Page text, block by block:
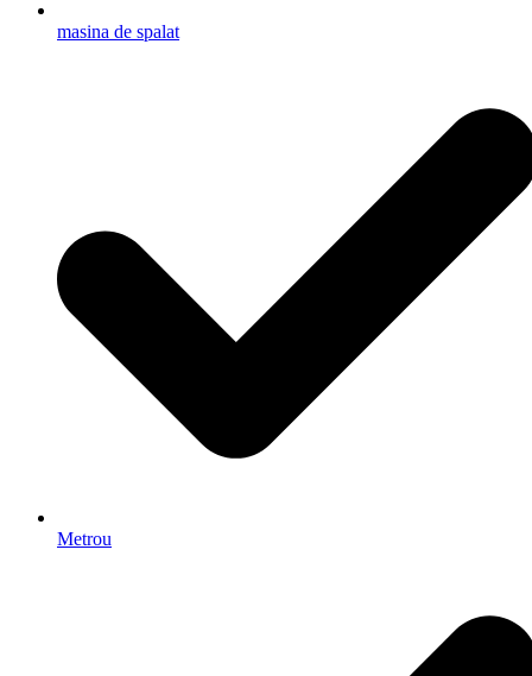
masina de spalat
Metrou